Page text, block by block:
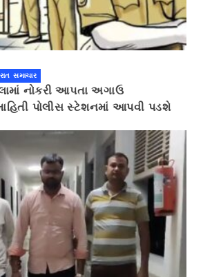
સમાચાર
નોકરી આપતા અગાઉ
પોલીસ સ્ટેશનમાં આપવી પડશે